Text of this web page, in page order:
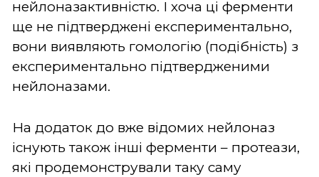
нейлоназактивністю. І хоча ці ферменти
ще не підтверджені експериментально,
вони виявляють гомологію (подібність) з
експериментально підтвердженими
нейлоназами.
На додаток до вже відомих нейлоназ
існують також інші ферменти – протеази,
які продемонстрували таку саму